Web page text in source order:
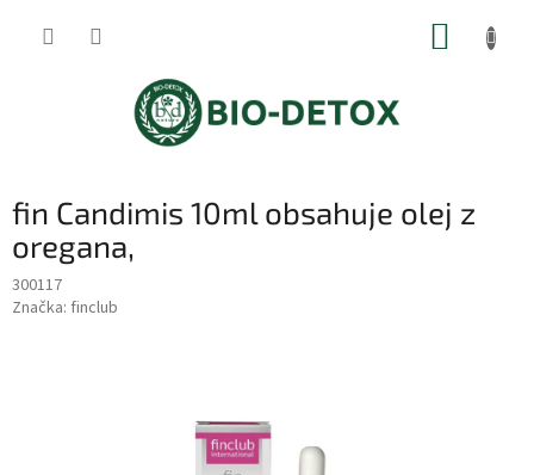
fin Candimis 10ml obsahuje olej z
oregana,
300117
Značka: finclub